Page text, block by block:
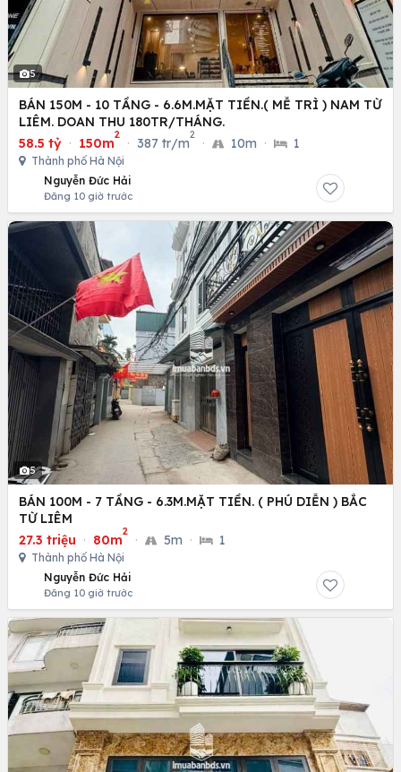
5
BÁN 150M - 10 TẦNG - 6.6M.MẶT TIỀN.( MỄ TRÌ ) NAM TỪ
LIÊM. DOAN THU 180TR/THÁNG.
58.5 tỷ · 150m
2
· 387 tr/m
2
· 10m · 1
Thành phố Hà Nội
Nguyễn Đức Hải
Đăng 10 giờ trước
5
BÁN 100M - 7 TẦNG - 6.3M.MẶT TIỀN. ( PHÚ DIỄN ) BẮC
TỪ LIÊM
27.3 triệu · 80m
2
· 5m · 1
Thành phố Hà Nội
Nguyễn Đức Hải
Đăng 10 giờ trước